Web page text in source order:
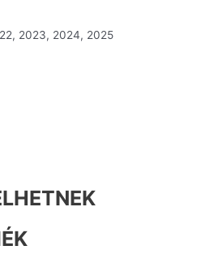
2023, 2024, 2025